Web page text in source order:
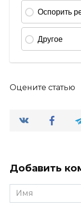
Оцените статью
Добавить
Имя
*